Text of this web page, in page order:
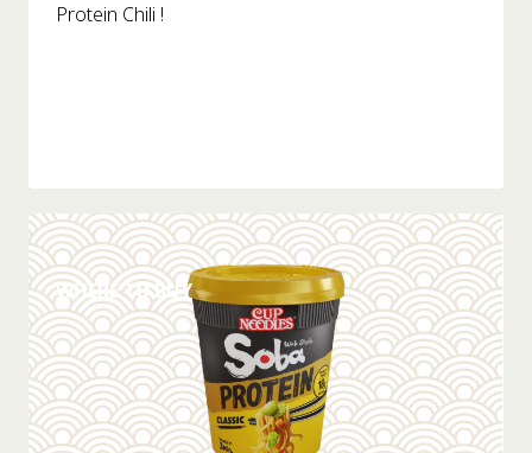
Protein Chili !
WHERE TO BUY
DÉTAILS